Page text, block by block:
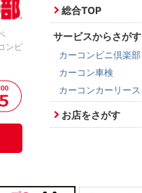
ンビ
総合TOP
サービスからさがす
カーコンビニ倶楽部
カーコン車検
カーコンカーリース
お店をさがす